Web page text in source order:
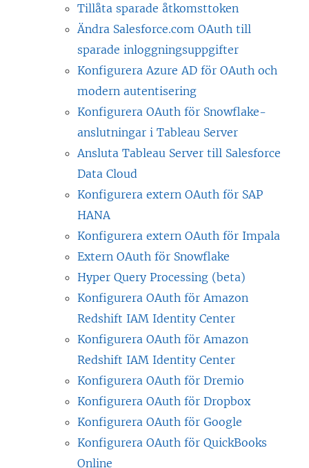
Tillåta sparade åtkomsttoken
Ändra Salesforce.com OAuth till
sparade inloggningsuppgifter
Konfigurera Azure AD för OAuth och
modern autentisering
Konfigurera OAuth för Snowflake-
anslutningar i Tableau Server
Ansluta Tableau Server till Salesforce
Data Cloud
Konfigurera extern OAuth för SAP
HANA
Konfigurera extern OAuth för Impala
Extern OAuth för Snowflake
Hyper Query Processing (beta)
Konfigurera OAuth för Amazon
Redshift IAM Identity Center
Konfigurera OAuth för Amazon
Redshift IAM Identity Center
Konfigurera OAuth för Dremio
Konfigurera OAuth för Dropbox
Konfigurera OAuth för Google
Konfigurera OAuth för QuickBooks
Online